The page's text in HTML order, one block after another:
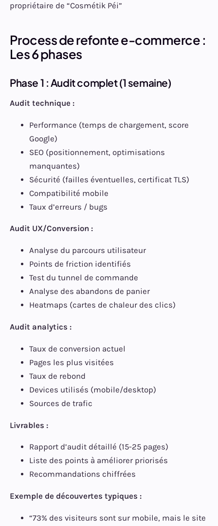
propriétaire de “Cosmétik Péi”
Process de refonte e-commerce :
Les 6 phases
Phase 1 : Audit complet (1 semaine)
Audit technique :
Performance (temps de chargement, score
Google)
SEO (positionnement, optimisations
manquantes)
Sécurité (failles éventuelles, certificat TLS)
Compatibilité mobile
Taux d’erreurs / bugs
Audit UX/Conversion :
Analyse du parcours utilisateur
Points de friction identifiés
Test du tunnel de commande
Analyse des abandons de panier
Heatmaps (cartes de chaleur des clics)
Audit analytics :
Taux de conversion actuel
Pages les plus visitées
Taux de rebond
Devices utilisés (mobile/desktop)
Sources de trafic
Livrables :
Rapport d’audit détaillé (15-25 pages)
Liste des points à améliorer priorisés
Recommandations chiffrées
Exemple de découvertes typiques :
“73% des visiteurs sont sur mobile, mais le site